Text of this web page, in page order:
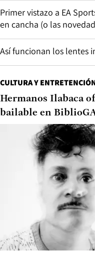
Primer vistazo a EA
en cancha (o las
Así funcionan los lentes
CULTURA Y
Hermanos Ilabaca
bailable en